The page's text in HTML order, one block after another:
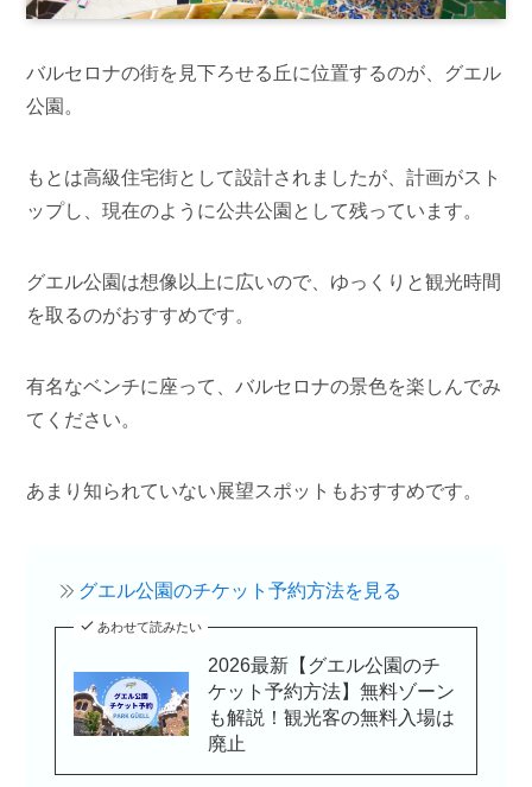
バルセロナの街を見下ろせる丘に位置するのが、グエル
公園。
もとは高級住宅街として設計されましたが、計画がスト
ップし、現在のように公共公園として残っています。
グエル公園は想像以上に広いので、ゆっくりと観光時間
を取るのがおすすめです。
有名なベンチに座って、バルセロナの景色を楽しんでみ
てください。
あまり知られていない展望スポットもおすすめです。
グエル公園のチケット予約方法を見る
あわせて読みたい
2026最新【グエル公園のチ
ケット予約方法】無料ゾーン
も解説！観光客の無料入場は
廃止